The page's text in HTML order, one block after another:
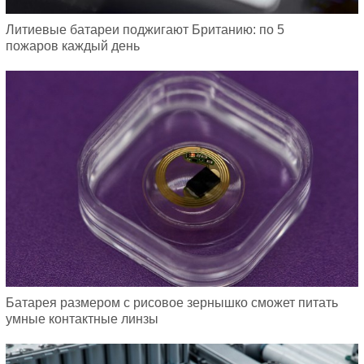
Литиевые батареи поджигают Британию: по 5
пожаров каждый день
Батарея размером с рисовое зернышко сможет питать
умные контактные линзы